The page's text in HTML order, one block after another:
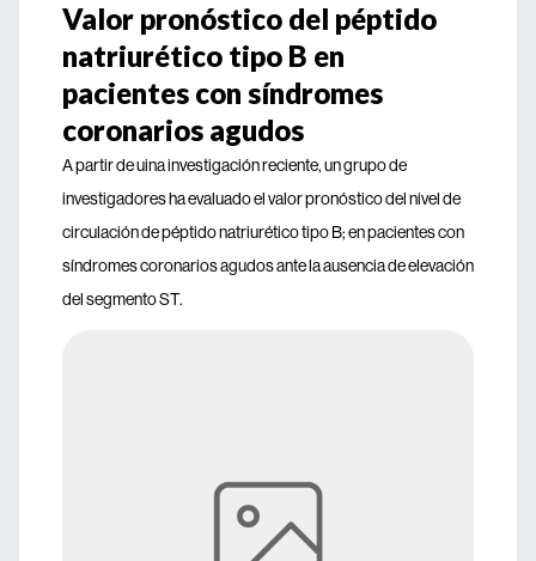
Valor pronóstico del péptido
natriurético tipo B en
pacientes con síndromes
coronarios agudos
A partir de uina investigación reciente, un grupo de
investigadores ha evaluado el valor pronóstico del nivel de
circulación de péptido natriurético tipo B; en pacientes con
síndromes coronarios agudos ante la ausencia de elevación
del segmento ST.